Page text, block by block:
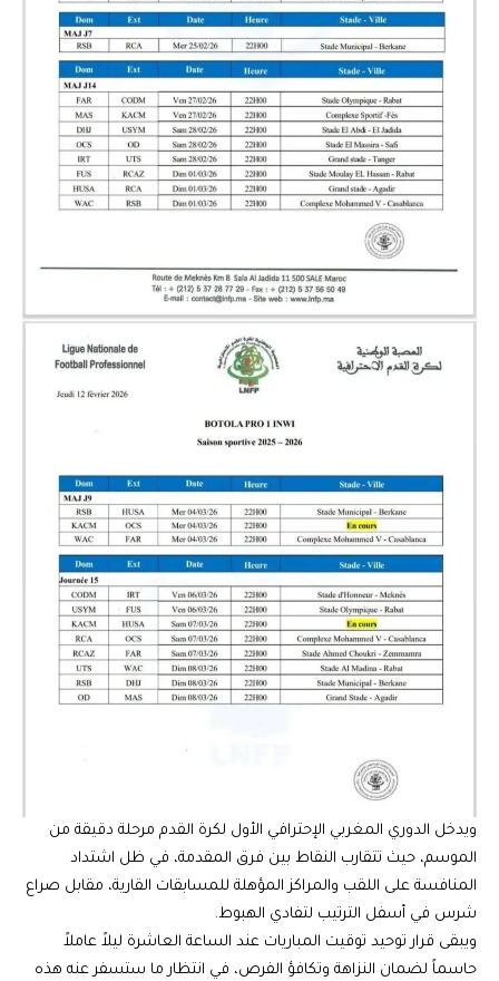
ويدخل الدوري المغربي الإحترافي الأول لكرة القدم مرحلة دقيقة من
الموسم، حيث تتقارب النقاط بين فرق المقدمة، في ظل اشتداد
المنافسة على اللقب والمراكز المؤهلة للمسابقات القارية، مقابل صراع
شرس في أسفل الترتيب لتفادي الهبوط.
ويبقى قرار توحيد توقيت المباريات عند الساعة العاشرة ليلاً عاملاً
حاسماً لضمان النزاهة وتكافؤ الفرص، في انتظار ما ستسفر عنه هذه